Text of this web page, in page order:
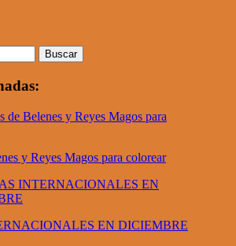
y Reyes Magos para colorear
EN DICIEMBRE